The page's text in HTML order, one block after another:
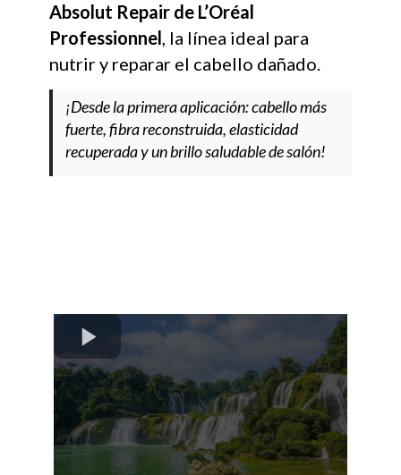
Absolut Repair de L’Oréal
Professionnel, la línea ideal para
nutrir y reparar el cabello dañado.
¡Desde la primera aplicación: cabello más
fuerte, fibra reconstruida, elasticidad
recuperada y un brillo saludable de salón!